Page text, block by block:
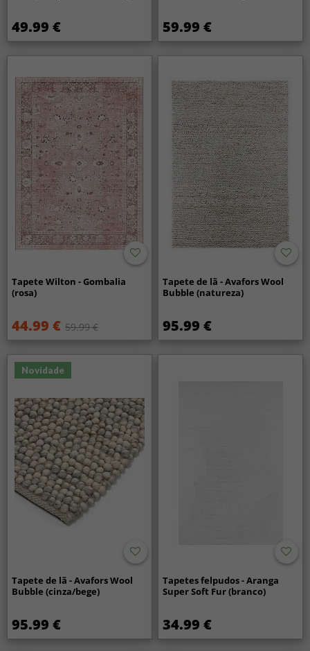
49.99 € 59.99 €
Tapete Wilton - Gombalia
(rosa)
44.99 € 59.99 €
Tapete de lã - Avafors Wool
Bubble (natureza)
95.99 €
Novidade
Tapete de lã - Avafors Wool
Bubble (cinza/bege)
95.99 €
Tapetes felpudos - Aranga
Super Soft Fur (branco)
34.99 €